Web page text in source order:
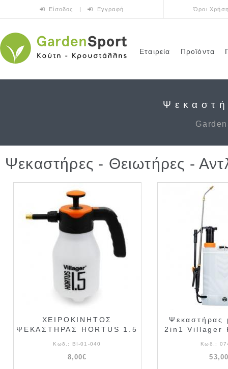
Είσοδος | Εγγραφή Όροι
Εταιρεία Προϊόντα
Ψεκαστήρες - Θειωτήρες -
ΧΕΙΡΟΚΙΝΗΤΟΣ
ΨΕΚΑΣΤΗΡΑΣ HORTUS 1.5
Κωδ.: ΒΙ-01-040
8,00€
Ψεκαστήρας
2in1 Villager
Κωδ.: